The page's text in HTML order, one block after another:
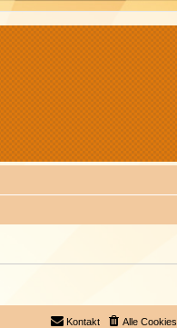
Alle
Kontakt